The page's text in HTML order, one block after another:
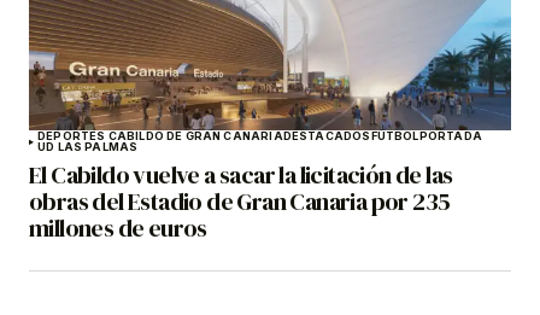
DEPORTES CABILDO DE GRAN CANARIADESTACADOSFÚTBOLPORTADA
UD LAS PALMAS
El Cabildo vuelve a sacar la licitación de las
obras del Estadio de Gran Canaria por 235
millones de euros